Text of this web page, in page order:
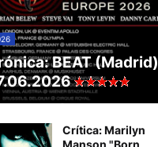
BEAT (Madrid)
Crítica: Marilyn